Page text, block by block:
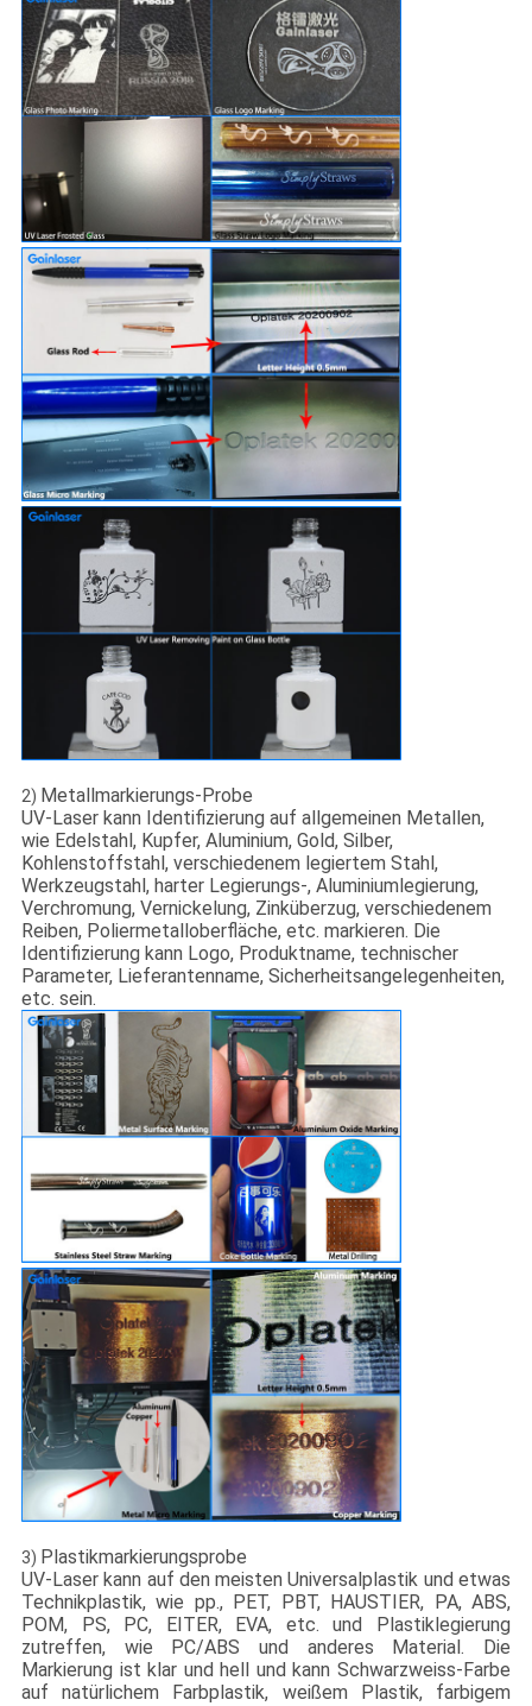
2) Metallmarkierungs-Probe
UV-Laser kann Identifizierung auf allgemeinen Metallen,
wie Edelstahl, Kupfer, Aluminium, Gold, Silber,
Kohlenstoffstahl, verschiedenem legiertem Stahl,
Werkzeugstahl, harter Legierungs-, Aluminiumlegierung,
Verchromung, Vernickelung, Zinküberzug, verschiedenem
Reiben, Poliermetalloberfläche, etc. markieren. Die
Identifizierung kann Logo, Produktname, technischer
Parameter, Lieferantenname, Sicherheitsangelegenheiten,
etc. sein.
3) Plastikmarkierungsprobe
UV-Laser kann auf den meisten Universalplastik und etwas
Technikplastik, wie pp., PET, PBT, HAUSTIER, PA, ABS,
POM, PS, PC, EITER, EVA, etc. und Plastiklegierung
zutreffen, wie PC/ABS und anderes Material. Die
Markierung ist klar und hell und kann Schwarzweiss-Farbe
auf natürlichem Farbplastik, weißem Plastik, farbigem